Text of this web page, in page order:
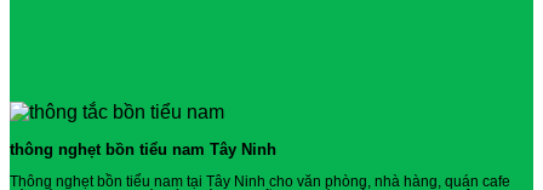
thông nghẹt bồn tiểu nam Tây Ninh
Thông nghẹt bồn tiểu nam tại Tây Ninh cho văn phòng, nhà hàng, quán cafe